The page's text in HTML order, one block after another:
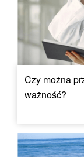
Czy można
ważność?